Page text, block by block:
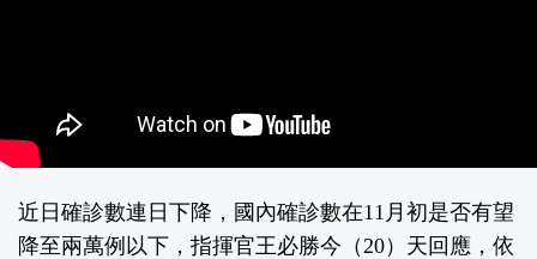
近日確診數連日下降，國內確診數在11月初是否有望
降至兩萬例以下，指揮官王必勝今（20）天回應，依